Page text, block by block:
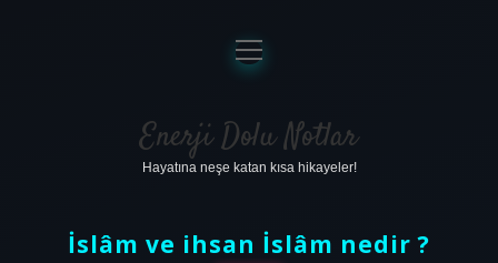
Anasayfa
Gizlilik Politikası
Yasal Uyarı
Hakkımızda
menüyü
aç
Enerji Dolu Notlar
Hayatına neşe katan kısa hikayeler!
İslâm ve ihsan İslâm nedir ?